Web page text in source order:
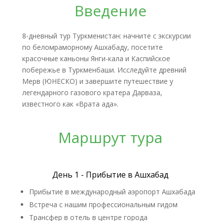
Введение
8-дневный тур Туркменистан: начните с экскурсии
по беломраморному Ашхабаду, посетите
красочные каньоны Янги-кала и Каспийское
побережье в Туркменбаши. Исследуйте древний
Мерв (ЮНЕСКО) и завершите путешествие у
легендарного газового кратера Дарваза,
известного как «Врата ада».
Маршрут тура
День 1 - Прибытие в Ашхабад
Прибытие в международный аэропорт Ашхабада
Встреча с нашим профессиональным гидом
Трансфер в отель в центре города